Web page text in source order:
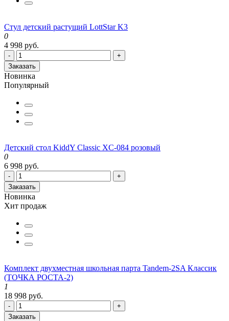
Cтул детский растущий LottStar K3
0
4 998 руб.
-
+
Заказать
Новинка
Популярный
Детский стол KiddY Classic XC-084 розовый
0
6 998 руб.
-
+
Заказать
Новинка
Хит продаж
Комплект двухместная школьная парта Tandem-2SA Классик
(ТОЧКА РОСТА-2)
1
18 998 руб.
-
+
Заказать